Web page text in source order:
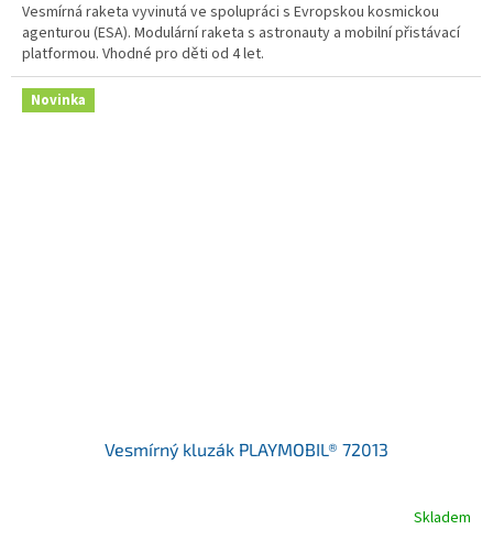
Vesmírná raketa vyvinutá ve spolupráci s Evropskou kosmickou
agenturou (ESA). Modulární raketa s astronauty a mobilní přistávací
platformou. Vhodné pro děti od 4 let.
Novinka
Vesmírný kluzák PLAYMOBIL® 72013
Skladem